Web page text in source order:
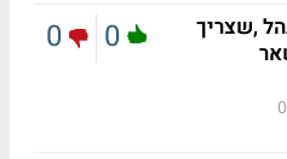
,שצריך
0
0